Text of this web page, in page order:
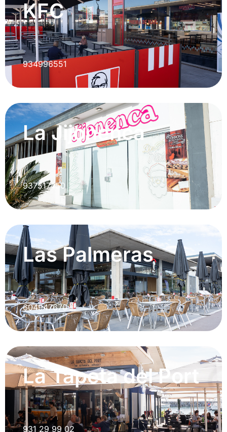
KFC
934996551
La Jijonenca
937517450
Las Palmeras
604947670
La Tapeta del Port
931 29 99 02